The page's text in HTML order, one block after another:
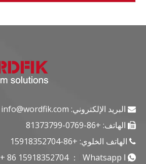
 البريد الإلكتروني: info@wordfik.com
 الهاتف: +86-0769-81373799
 الهاتف الخلوي: +86-15918352704
 ا Whatsapp
：
+ 86 15918352704